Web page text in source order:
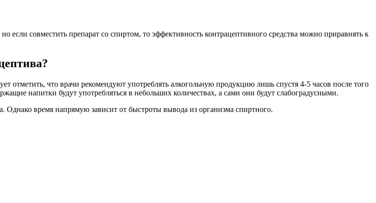
если совместить препарат со спиртом, то эффективность контрацептивного средства можно приравнять к
отметить, что врачи рекомендуют употреблять алкогольную продукцию лишь спустя 4-5 часов после того
напитки будут употребляться в небольших количествах, а сами они будут слабоградусными.
Однако время напрямую зависит от быстроты вывода из организма спиртного.